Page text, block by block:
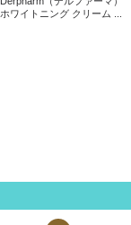
ホワイトニング クリーム ...